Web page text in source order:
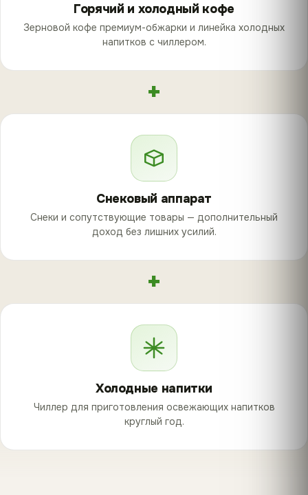
Горячий и холодный кофе
Зерновой кофе премиум-обжарки и линейка холодных
напитков с чиллером.
+
Снековый аппарат
Снеки и сопутствующие товары — дополнительный
доход без лишних усилий.
+
Холодные напитки
Чиллер для приготовления освежающих напитков
круглый год.